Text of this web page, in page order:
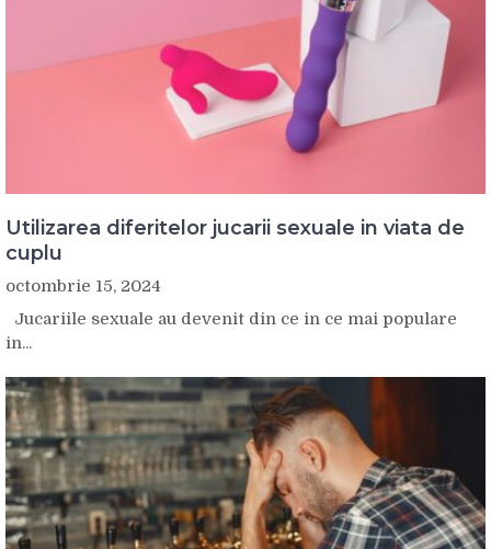
Utilizarea diferitelor jucarii sexuale in viata de
cuplu
octombrie 15, 2024
Jucariile sexuale au devenit din ce in ce mai populare
in...